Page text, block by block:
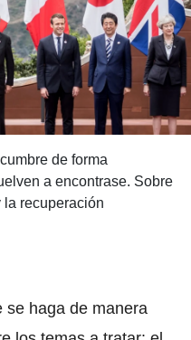
de forma
a encontrase. Sobre
la recuperación
se haga de manera